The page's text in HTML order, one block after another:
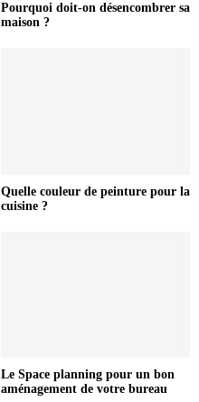
Pourquoi doit-on désencombrer sa
maison ?
Quelle couleur de peinture pour la
cuisine ?
Le Space planning pour un bon
aménagement de votre bureau